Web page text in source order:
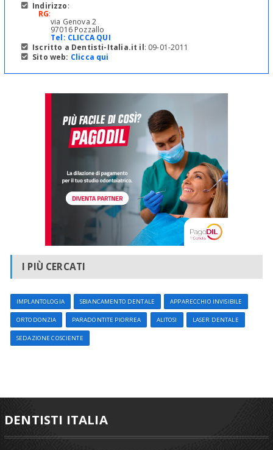
Indirizzo:
RG:
via Genova 2
97016 Pozzallo
Tel: CLICCA QUI
Iscritto a Dentisti-Italia.it il: 09-01-2011
Sito web: Clicca qui
I PIÙ CERCATI
IMPLANTOLOGIA SBIANCAMENTO DENTALE APPARECCHIO INVISIBILE
ORTODONZIA PARADONTITE PIORREA ALITOSI LASER DENTALE
SEDAZIONE COSCIENTE
DENTISTI ITALIA